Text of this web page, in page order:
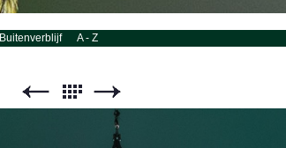
Buitenverblijf A - Z